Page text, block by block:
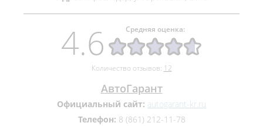
Средняя оценка:
4.6
Количество отзывов: 12
АвтоГарант
Официальный сайт: autogarant-kr.ru
Телефон: 8 (861) 212-11-78